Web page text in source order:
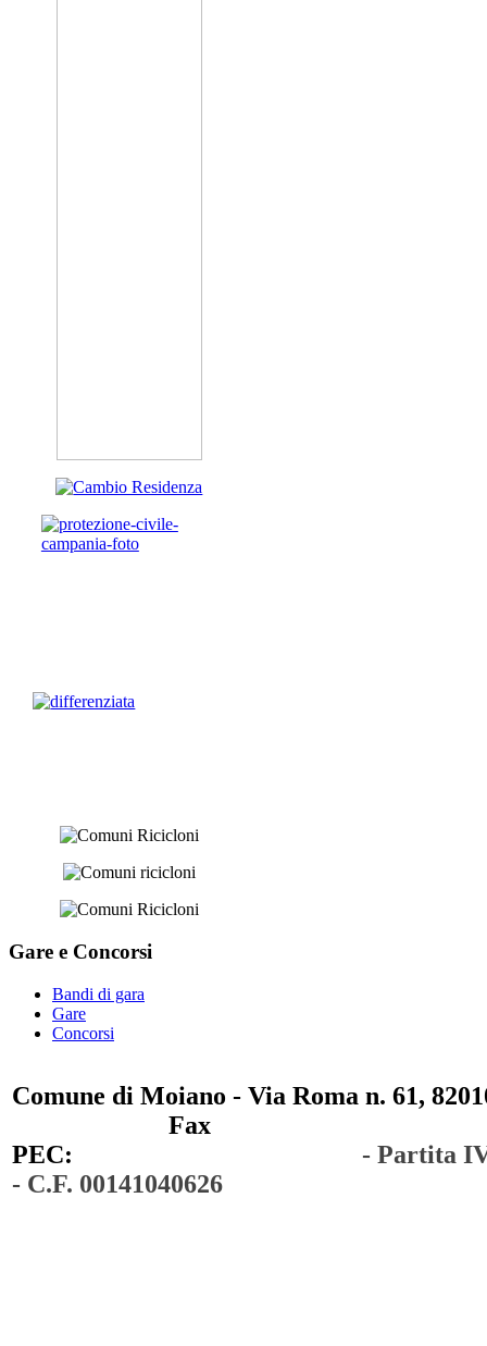
Gare e Concorsi
Bandi di gara
Gare
Concorsi
Comune di Moiano - Via Roma n. 61,
Fax
PEC:
- Partita
- C.F. 00141040626